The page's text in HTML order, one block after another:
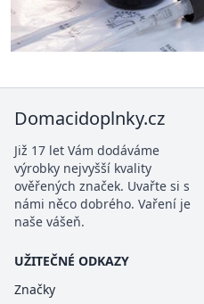
Domacidoplnky.cz
Již 17 let Vám dodáváme
výrobky nejvyšší kvality
ověřených značek. Uvařte si s
námi něco dobrého. Vaření je
naše vášeň.
UŽITEČNÉ ODKAZY
Značky